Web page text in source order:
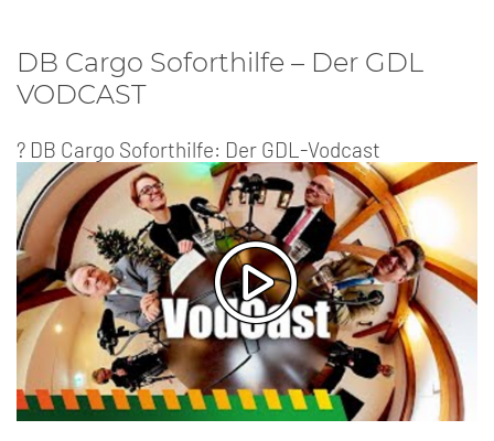
DB Cargo Soforthilfe – Der GDL
VODCAST
? DB Cargo Soforthilfe: Der GDL-Vodcast